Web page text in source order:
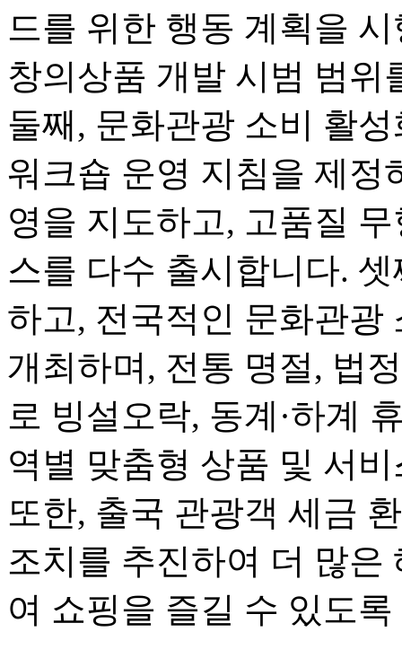
드를 위한 행동 계획을
창의상품 개발 시범 범위
둘째, 문화관광 소비 활
워크숍 운영 지침을 제정
영을 지도하고, 고품질
스를 다수 출시합니다.
하고, 전국적인 문화관광
개최하며, 전통 명절, 법
로 빙설오락, 동계·하계
역별 맞춤형 상품 및 서
또한, 출국 관광객 세금
조치를 추진하여 더 많은
여 쇼핑을 즐길 수 있도